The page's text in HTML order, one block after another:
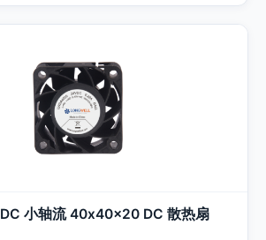
小轴流 40x40x20 DC 散热扇